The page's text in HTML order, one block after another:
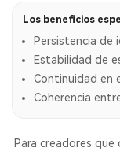
Los beneficios
Persistencia de
Estabilidad de
Continuidad en
Coherencia
Para creadores